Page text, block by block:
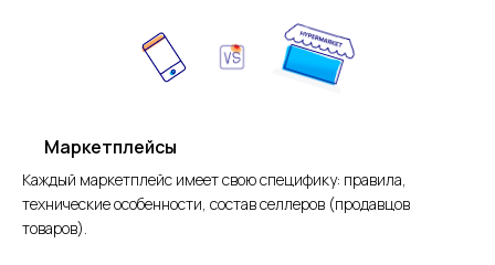
Маркетплейсы
Каждый маркетплейс имеет свою специфику: правила,
технические особенности, состав селлеров (продавцов
товаров).